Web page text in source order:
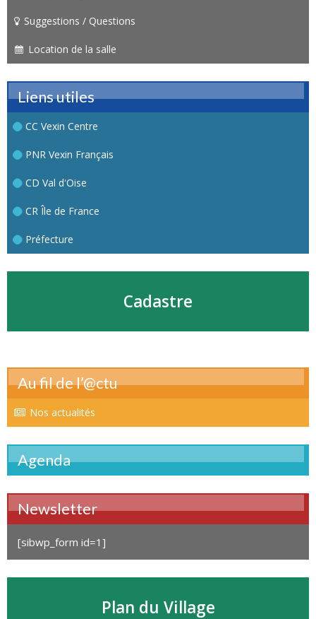
Suggestions / Questions
Location de la salle
Liens utiles
CC Vexin Centre
PNR Vexin Français
CD Val d'Oise
CR Île de France
Préfecture
Cadastre
Au fil de l’@ctu
Nos actualités
Agenda
Newsletter
[sibwp_form id=1]
Plan du Village